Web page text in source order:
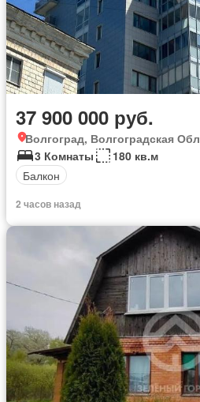
37 900 000 руб.
Волгоград, Волгоградская Обл
3 Комнаты
180 кв.м
Балкон
2 часов назад